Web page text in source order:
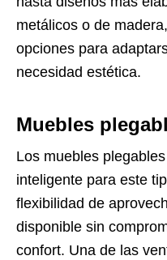
metálicos o de
opciones para
necesidad estética.
Muebles
Los muebles
inteligente para este
flexibilidad de
disponible sin
confort. Una de las